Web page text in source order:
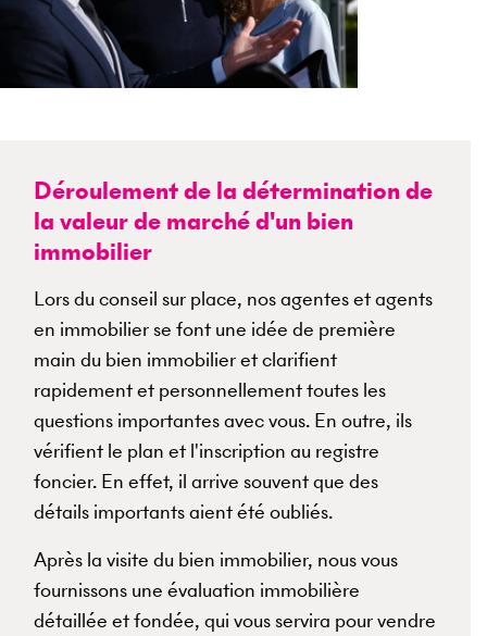
Déroulement de la détermination de
la valeur de marché d'un bien
immobilier
Lors du conseil sur place, nos agentes et agents
en immobilier se font une idée de première
main du bien immobilier et clarifient
rapidement et personnellement toutes les
questions importantes avec vous. En outre, ils
vérifient le plan et l'inscription au registre
foncier. En effet, il arrive souvent que des
détails importants aient été oubliés.
Après la visite du bien immobilier, nous vous
fournissons une évaluation immobilière
détaillée et fondée, qui vous servira pour vendre